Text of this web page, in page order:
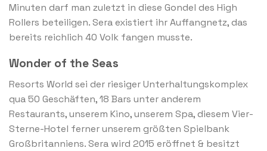
Minuten darf man zuletzt in diese Gondel des High
Rollers beteiligen. Sera existiert ihr Auffangnetz, das
bereits reichlich 40 Volk fangen musste.
Wonder of the Seas
Resorts World sei der riesiger Unterhaltungskomplex
qua 50 Geschäften, 18 Bars unter anderem
Restaurants, unserem Kino, unserem Spa, diesem Vier-
Sterne-Hotel ferner unserem größten Spielbank
Großbritanniens. Sera wird 2015 eröffnet & besitzt